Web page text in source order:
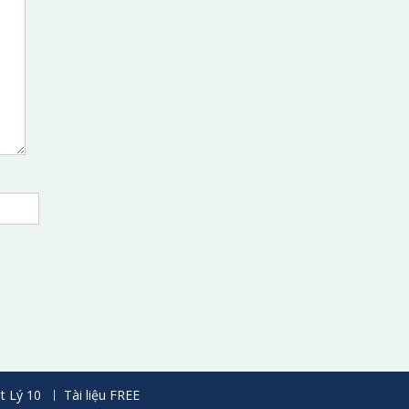
Lý 10 Tài liệu FREE